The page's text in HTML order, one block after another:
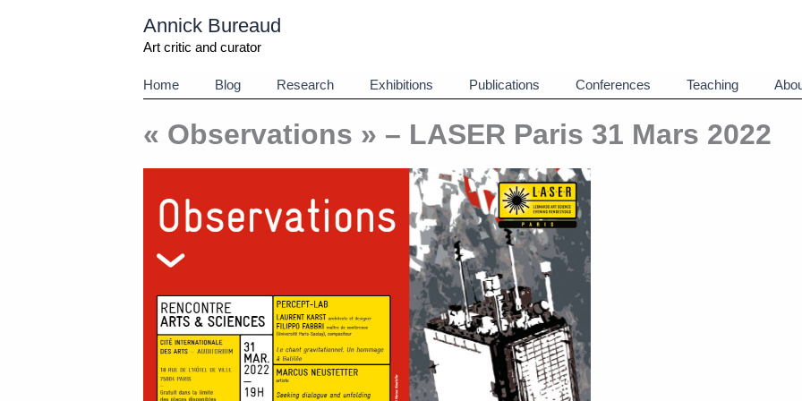
Annick Bureaud
Art critic and curator
Home Blog Research Exhibitions Publications Conferences Teaching
« Observations » – LASER Paris 31 Mars 2022